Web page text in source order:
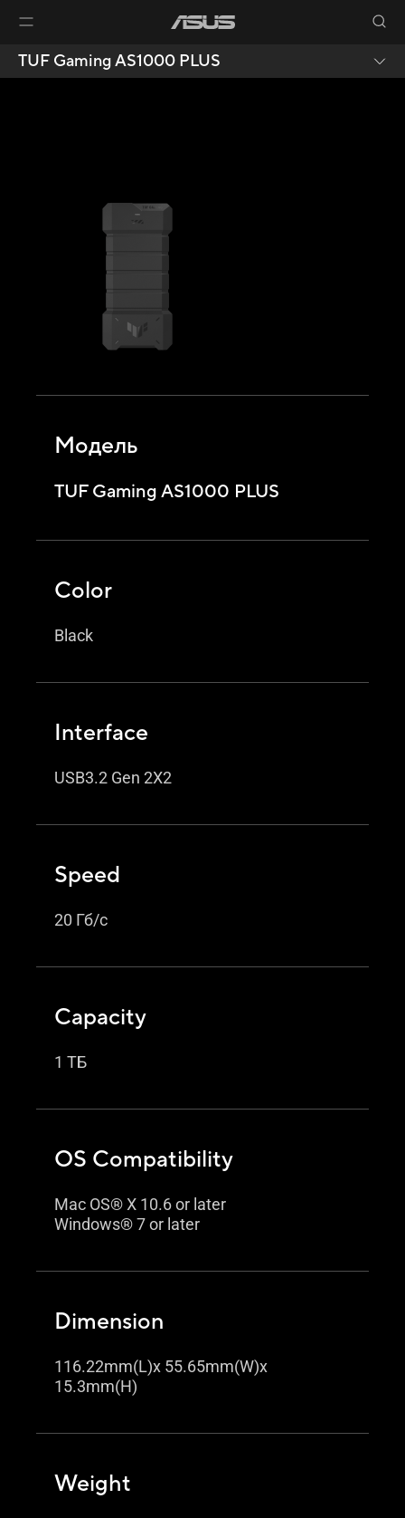
TUF Gaming AS1000 PLUS
Модель
TUF Gaming AS1000 PLUS
Color
Black
Interface
USB3.2 Gen 2X2
Speed
20 Гб/с
Capacity
1 ТБ
OS Compatibility
Mac OS® X 10.6 or later
Windows® 7 or later
Dimension
116.22mm(L)x 55.65mm(W)x
15.3mm(H)
Weight